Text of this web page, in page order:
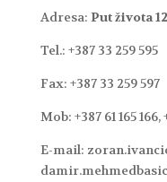
Adresa: Put života 12
Tel.: +387 33 259 595
Fax: +387 33 259 597
Mob: +387 61 165 166,
E-mail: